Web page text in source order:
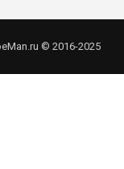
© 2016-2025